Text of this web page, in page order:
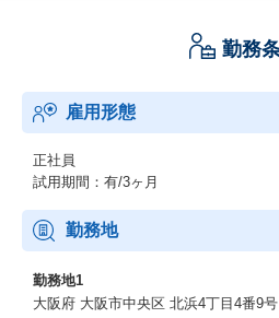
勤務
雇用形態
正社員
試用期間：有/3ヶ月
勤務地
勤務地1
大阪府 大阪市中央区 北浜4丁目4番9